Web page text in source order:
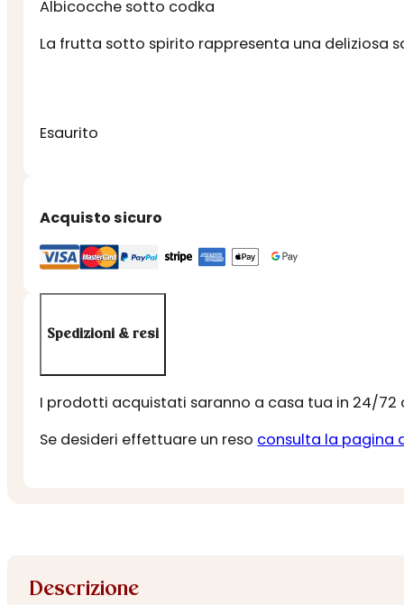
Albicocche sotto codka
La frutta sotto spirito rappresenta una deliziosa
Esaurito
Acquisto sicuro
Spedizioni & resi
I prodotti acquistati saranno a casa tua in 24/72
Se desideri effettuare un reso consulta la pagina
Descrizione